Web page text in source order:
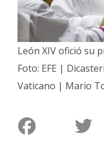
Cartelera
Fotos
de
Familia
Clasificados
León XIV ofició su
Foto: EFE |
Vaticano | Mario